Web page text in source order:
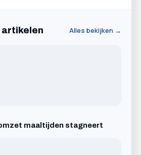
Alles bekijken →
maaltijden stagneert